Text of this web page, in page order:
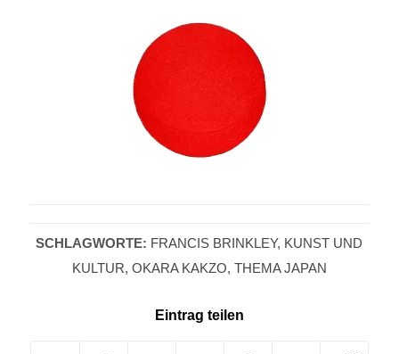
SCHLAGWORTE: FRANCIS BRINKLEY, KUNST UND
KULTUR, OKARA KAKZO, THEMA JAPAN
Eintrag teilen